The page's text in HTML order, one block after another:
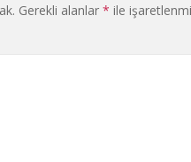
Gerekli alanlar * ile